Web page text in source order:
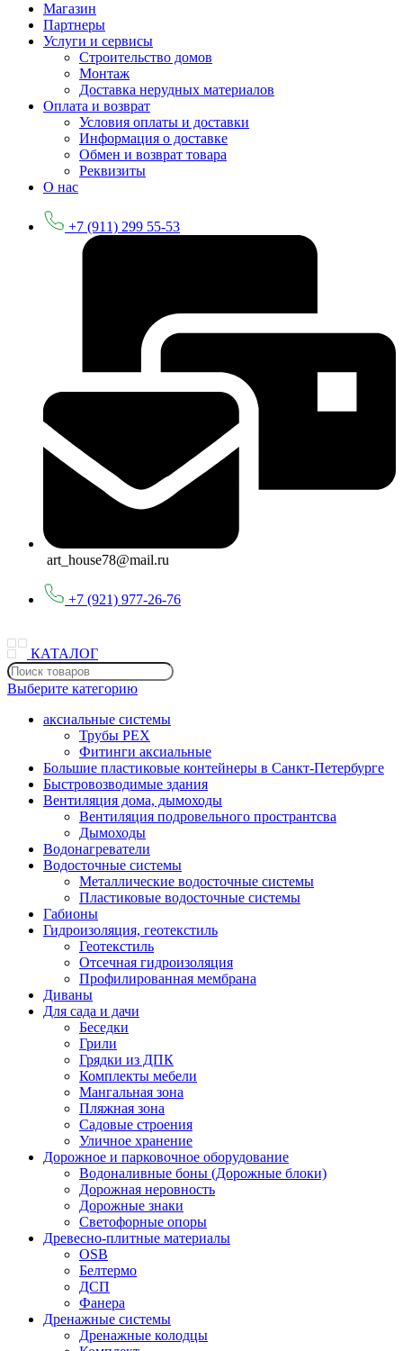
Магазин
Партнеры
Услуги и сервисы
Строительство домов
Монтаж
Доставка нерудных материалов
Оплата и возврат
Условия оплаты и доставки
Информация о доставке
Обмен и возврат товара
Реквизиты
О нас
+7 (911) 299 55-53
art_house78@mail.ru
+7 (921) 977-26-76
КАТАЛОГ
Выберите категорию
аксиальные системы
Трубы PEX
Фитинги аксиальные
Большие пластиковые контейнеры в Санкт-Петербурге
Быстровозводимые здания
Вентиляция дома, дымоходы
Вентиляция подровельного пространтсва
Дымоходы
Водонагреватели
Водосточные системы
Металлические водосточные системы
Пластиковые водосточные системы
Габионы
Гидроизоляция, геотекстиль
Геотекстиль
Отсечная гидроизоляция
Профилированная мембрана
Диваны
Для сада и дачи
Беседки
Грили
Грядки из ДПК
Комплекты мебели
Мангальная зона
Пляжная зона
Садовые строения
Уличное хранение
Дорожное и парковочное оборудование
Водоналивные боны (Дорожные блоки)
Дорожная неровность
Дорожные знаки
Светофорные опоры
Древесно-плитные материалы
OSB
Белтермо
ДСП
Фанера
Дренажные системы
Дренажные колодцы